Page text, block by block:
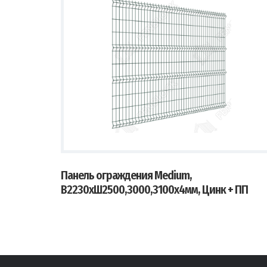
Панель ограждения Medium,
В2230хШ2500,3000,3100х4мм, Цинк + ПП